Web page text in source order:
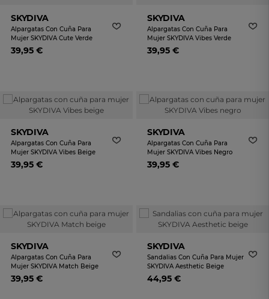
SKYDIVA
Alpargatas Con Cuña Para
Mujer SKYDIVA Cute Verde
39,95 €
SKYDIVA
Alpargatas Con Cuña Para
Mujer SKYDIVA Vibes Verde
39,95 €
SKYDIVA
Alpargatas Con Cuña Para
Mujer SKYDIVA Vibes Beige
39,95 €
SKYDIVA
Alpargatas Con Cuña Para
Mujer SKYDIVA Vibes Negro
39,95 €
SKYDIVA
Alpargatas Con Cuña Para
Mujer SKYDIVA Match Beige
39,95 €
SKYDIVA
Sandalias Con Cuña Para Mujer
SKYDIVA Aesthetic Beige
44,95 €